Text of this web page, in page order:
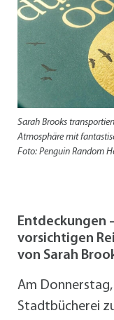
Sarah Brooks
Atmosphäre mit
Foto: Penguin Random
Entdeckungen
vorsichtigen
von Sarah
Am
Stadtbücherei